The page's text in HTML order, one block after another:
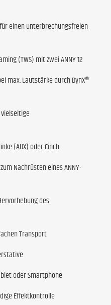
einen unterbrechungsfreien
(TWS) mit zwei ANNY 12
max. Lautstärke durch DynX®
(AUX) oder Cinch
Nachrüsten eines ANNY-
des
Transport
oder Smartphone
Effektkontrolle